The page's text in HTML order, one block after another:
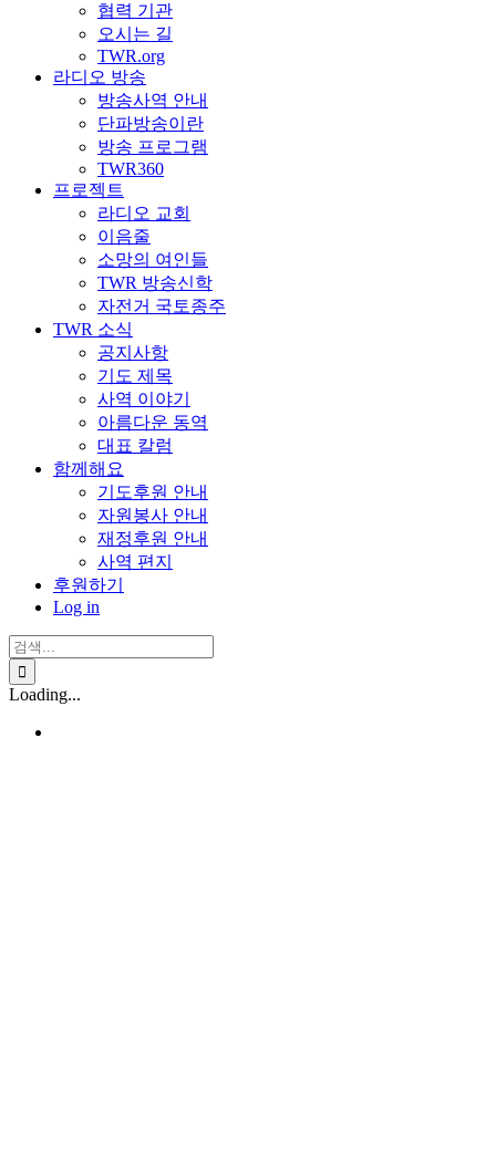
협력 기관
오시는 길
TWR.org
라디오 방송
방송사역 안내
단파방송이란
방송 프로그램
TWR360
프로젝트
라디오 교회
이음줄
소망의 여인들
TWR 방송신학
자전거 국토종주
TWR 소식
공지사항
기도 제목
사역 이야기
아름다운 동역
대표 칼럼
함께해요
기도후원 안내
자원봉사 안내
재정후원 안내
사역 편지
후원하기
Log in
검
색:
Loading...